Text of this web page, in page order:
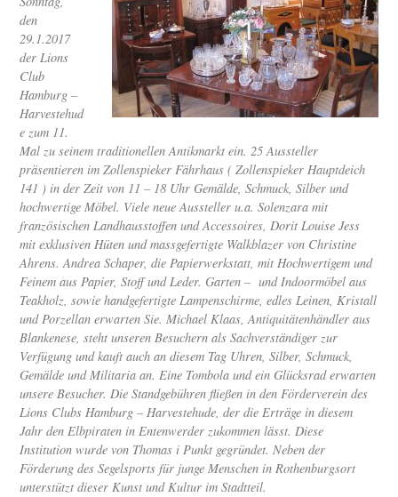
den
29.1.2017
der Lions
Club
Hamburg –
Harvestehud
e zum 11.
Mal zu seinem traditionellen Antikmarkt ein. 25 Aussteller
präsentieren im Zollenspieker Fährhaus ( Zollenspieker Hauptdeich
141 ) in der Zeit von 11 – 18 Uhr Gemälde, Schmuck, Silber und
hochwertige Möbel. Viele neue Aussteller u.a. Solenzara mit
französischen Landhausstoffen und Accessoires, Dorit Louise Jess
mit exklusiven Hüten und massgefertigte Walkblazer von Christine
Ahrens. Andrea Schaper, die Papierwerkstatt, mit Hochwertigem und
Feinem aus Papier, Stoff und Leder. Garten – und Indoormöbel aus
Teakholz, sowie handgefertigte Lampenschirme, edles Leinen, Kristall
und Porzellan erwarten Sie. Michael Klaas, Antiquitätenhändler aus
Blankenese, steht unseren Besuchern als Sachverständiger zur
Verfügung und kauft auch an diesem Tag Uhren, Silber, Schmuck,
Gemälde und Militaria an. Eine Tombola und ein Glücksrad erwarten
unsere Besucher. Die Standgebühren fließen in den Förderverein des
Lions Clubs Hamburg – Harvestehude, der die Erträge in diesem
Jahr den Elbpiraten in Entenwerder zukommen lässt. Diese
Institution wurde von Thomas i Punkt gegründet. Neben der
Förderung des Segelsports für junge Menschen in Rothenburgsort
unterstützt dieser Kunst und Kultur im Stadtteil.